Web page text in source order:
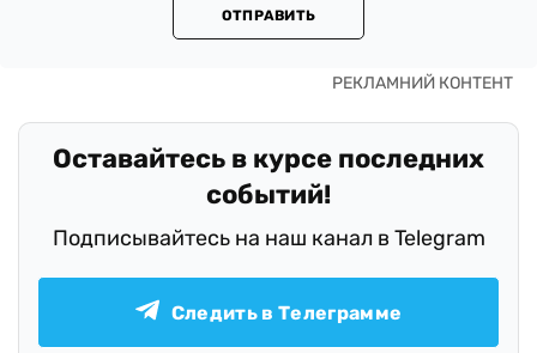
ОТПРАВИТЬ
Оставайтесь в курсе последних
событий!
Подписывайтесь на наш канал в Telegram
Следить в Телеграмме